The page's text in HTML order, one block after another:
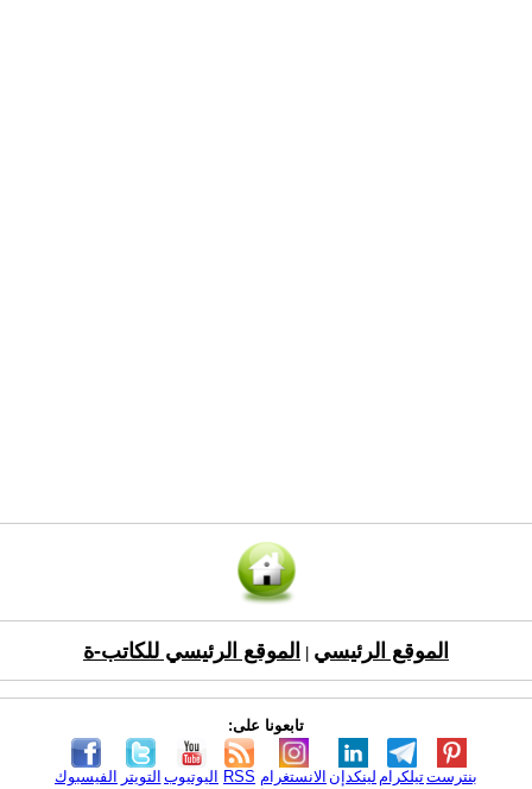
الموقع الرئيسي الموقع الرئيسي للكاتب-ة
تابعونا على:
الفيسبوك التويتر اليوتيوب RSS الانستغرام لينكدإن تيلكرامبنترست